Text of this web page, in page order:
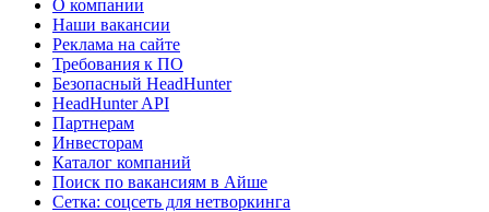
О компании
Наши вакансии
Реклама на сайте
Требования к ПО
Безопасный HeadHunter
HeadHunter API
Партнерам
Инвесторам
Каталог компаний
Поиск по вакансиям в Айше
Сетка: соцсеть для нетворкинга